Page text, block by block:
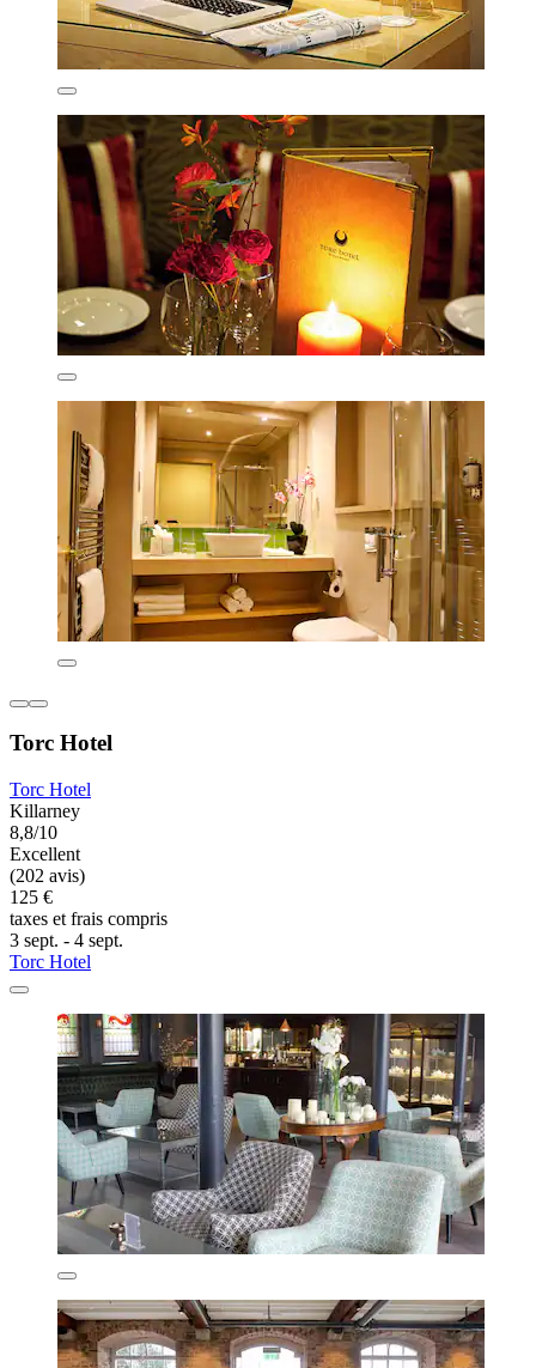
Torc Hotel
Torc Hotel
Killarney
8,8/10
Excellent
(202 avis)
125 €
taxes et frais compris
3 sept. - 4 sept.
Torc Hotel